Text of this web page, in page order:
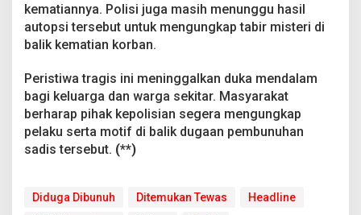
kematiannya. Polisi juga masih menunggu hasil
autopsi tersebut untuk mengungkap tabir misteri di
balik kematian korban.
Peristiwa tragis ini meninggalkan duka mendalam
bagi keluarga dan warga sekitar. Masyarakat
berharap pihak kepolisian segera mengungkap
pelaku serta motif di balik dugaan pembunuhan
sadis tersebut. (**)
Diduga Dibunuh Ditemukan Tewas
Headline